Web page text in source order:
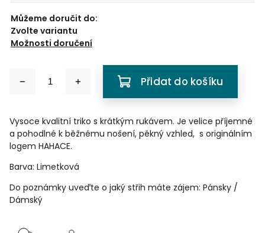
Můžeme doručit do:
Zvolte variantu
Možnosti doručení
Přidat do košíku
Vysoce kvalitní triko s krátkým rukávem. Je velice příjemné
a pohodlné k běžnému nošení, pěkný vzhled, s originálním
logem HAHACE.
Barva: Limetková
Do poznámky uveďte o jaký střih máte zájem: Pánsky /
Dámský